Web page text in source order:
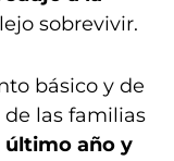
sobrevivir.
básico y de
las familias
último año y